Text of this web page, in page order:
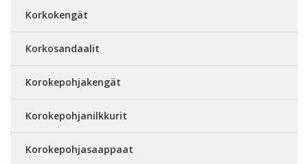
Korkokengät
Korkosandaalit
Korokepohjakengät
Korokepohjanilkkurit
Korokepohjasaappaat